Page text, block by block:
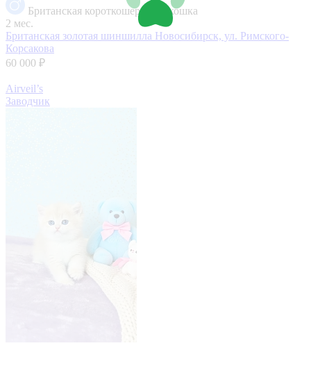
Британская короткошерстная кошка
2 мес.
Британская золотая шиншилла Новосибирск, ул. Римского-
Корсакова
60 000 ₽
Airveil’s
Заводчик